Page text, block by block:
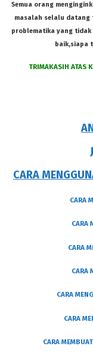
Semua orang
masalah selalu datang
problematika yang tidak
baik,siapa
TRIMAKASIH ATAS
CARA
CARA
CARA
CARA
CARA
CARA
CARA
CARA